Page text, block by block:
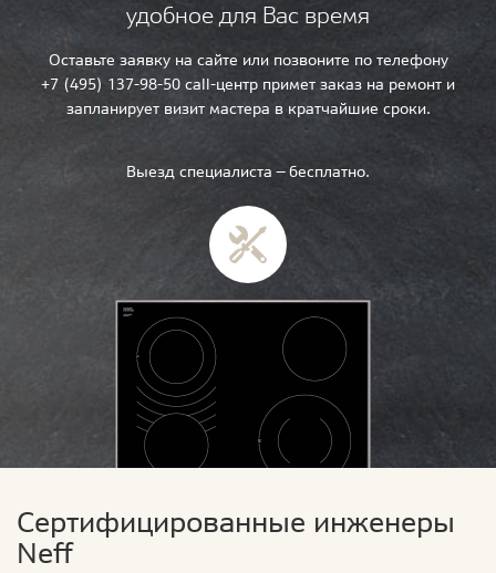
удобное для Вас время
Оставьте заявку на сайте или позвоните по телефону
+7 (495) 137-98-50 call-центр примет заказ на ремонт и
запланирует визит мастера в кратчайшие сроки.
Выезд специалиста — бесплатно.
Сертифицированные инженеры
Neff